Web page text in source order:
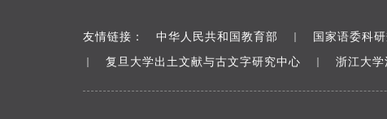
友情链接： 中华人民共和国教育部 ｜ 国家语委科
｜ 复旦大学出土文献与古文字研究中心 ｜ 浙江大